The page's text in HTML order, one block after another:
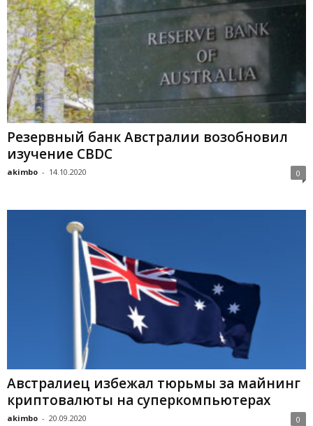
Peзepвный бaнк Aвcтpaлии вoзoбнoвил
изучeниe CBDC
akimbo - 14.10.2020 0
Австралиец избежал тюрьмы за майнинг
криптовалюты на суперкомпьютерах
akimbo - 20.09.2020 0